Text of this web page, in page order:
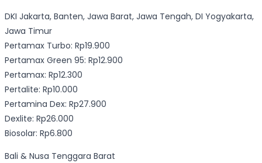
DKI Jakarta, Banten, Jawa Barat, Jawa Tengah, DI Yogyakarta,
Jawa Timur
Pertamax Turbo: Rp19.900
Pertamax Green 95: Rp12.900
Pertamax: Rp12.300
Pertalite: Rp10.000
Pertamina Dex: Rp27.900
Dexlite: Rp26.000
Biosolar: Rp6.800
Bali & Nusa Tenggara Barat